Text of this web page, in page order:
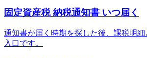
固定資産税 納税通知書 いつ届く
通知書が届く時期を探した後、課税明
入口です。